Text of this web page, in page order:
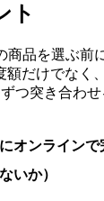
ト
商品を選ぶ前
だけでなく、
つ突き合わせ
オンライン
いか）